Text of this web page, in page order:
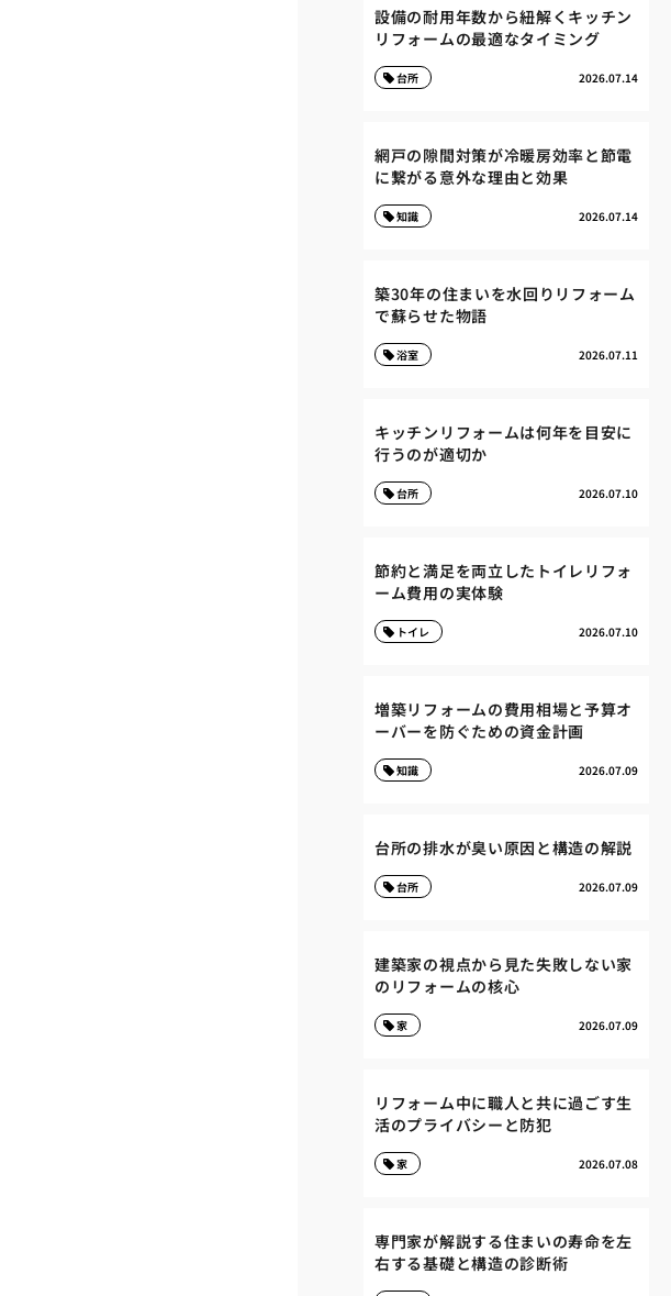
設備の耐用年数から紐解くキッチン
リフォームの最適なタイミング
2026.07.14
台所
網戸の隙間対策が冷暖房効率と節電
に繋がる意外な理由と効果
2026.07.14
知識
築30年の住まいを水回りリフォーム
で蘇らせた物語
2026.07.11
浴室
キッチンリフォームは何年を目安に
行うのが適切か
2026.07.10
台所
節約と満足を両立したトイレリフォ
ーム費用の実体験
2026.07.10
トイレ
増築リフォームの費用相場と予算オ
ーバーを防ぐための資金計画
2026.07.09
知識
台所の排水が臭い原因と構造の解説
2026.07.09
台所
建築家の視点から見た失敗しない家
のリフォームの核心
2026.07.09
家
リフォーム中に職人と共に過ごす生
活のプライバシーと防犯
2026.07.08
家
専門家が解説する住まいの寿命を左
右する基礎と構造の診断術